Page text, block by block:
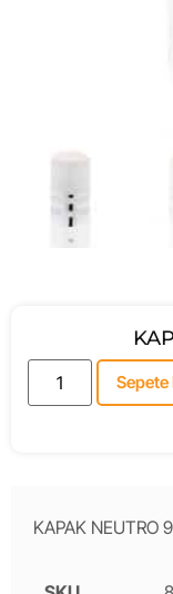
Sepete
KAPAK NEUTRO